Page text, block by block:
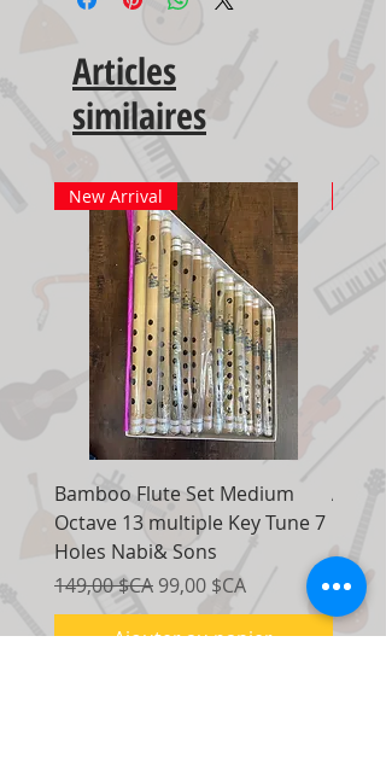
Articles
similaires
New Arrival
Bamboo Flute Set Medium
Octave 13 multiple Key Tune 7
Holes Nabi& Sons
Prix original
149,00 $CA Prix promotionnel
99,00 $CA
Ajouter au panier
Matte
Prix